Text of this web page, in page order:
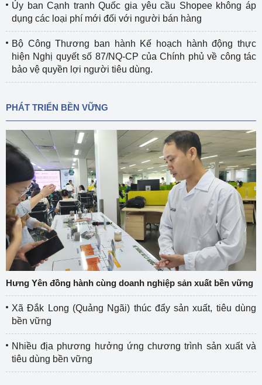
Ủy ban Cạnh tranh Quốc gia yêu cầu Shopee không áp
dụng các loại phí mới đối với người bán hàng
Bộ Công Thương ban hành Kế hoạch hành động thực
hiện Nghị quyết số 87/NQ-CP của Chính phủ về công tác
bảo vệ quyền lợi người tiêu dùng.
PHÁT TRIỂN BỀN VỮNG
Hưng Yên đồng hành cùng doanh nghiệp sản xuất bền vững
Xã Đắk Long (Quảng Ngãi) thúc đẩy sản xuất, tiêu dùng
bền vững
Nhiều địa phương hưởng ứng chương trình sản xuất và
tiêu dùng bền vững